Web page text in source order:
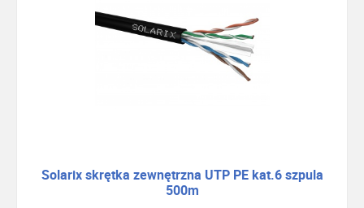
Solarix skrętka zewnętrzna UTP PE kat.6 szpula
500m